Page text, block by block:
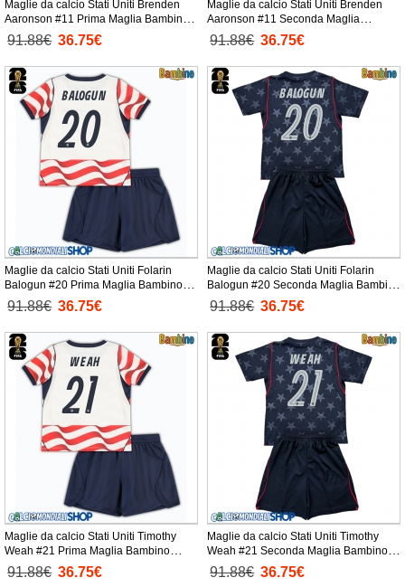
Maglie da calcio Stati Uniti Brenden
Aaronson #11 Prima Maglia Bambino
Mondiali 2026 Manica Corta +
Pantaloni corti)
91.88€ 36.75€
Maglie da calcio Stati Uniti Brenden
Aaronson #11 Seconda Maglia
Bambino Mondiali 2026 Manica Corta
+ Pantaloni corti)
91.88€ 36.75€
Maglie da calcio Stati Uniti Folarin
Balogun #20 Prima Maglia Bambino
Mondiali 2026 Manica Corta +
Pantaloni corti)
91.88€ 36.75€
Maglie da calcio Stati Uniti Folarin
Balogun #20 Seconda Maglia Bambino
Mondiali 2026 Manica Corta +
Pantaloni corti)
91.88€ 36.75€
Maglie da calcio Stati Uniti Timothy
Weah #21 Prima Maglia Bambino
Mondiali 2026 Manica Corta +
Pantaloni corti)
91.88€ 36.75€
Maglie da calcio Stati Uniti Timothy
Weah #21 Seconda Maglia Bambino
Mondiali 2026 Manica Corta +
Pantaloni corti)
91.88€ 36.75€